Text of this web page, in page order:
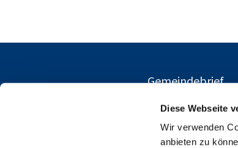
Diese Webseite
Wir verwenden
anbieten zu
Gemeindebrief